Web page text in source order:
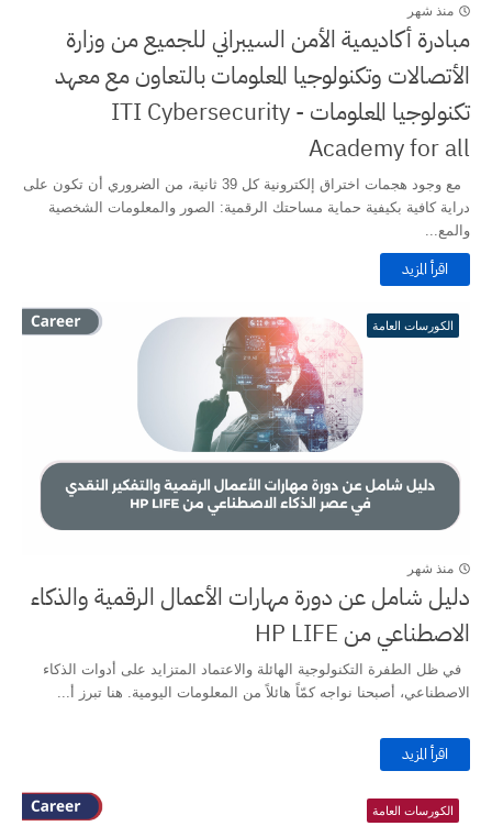
منذ شهر
مبادرة أكاديمية الأمن السيبراني للجميع من وزارة
الأتصالات وتكنولوجيا المعلومات بالتعاون مع معهد
تكنولوجيا المعلومات - ITI Cybersecurity
Academy for all
مع وجود هجمات اختراق إلكترونية كل 39 ثانية، من الضروري أن تكون على
دراية كافية بكيفية حماية مساحتك الرقمية: الصور والمعلومات الشخصية
والمع...
اقرأ المزيد
الكورسات العامة
منذ شهر
دليل شامل عن دورة مهارات الأعمال الرقمية والذكاء
الاصطناعي من HP LIFE
في ظل الطفرة التكنولوجية الهائلة والاعتماد المتزايد على أدوات الذكاء
الاصطناعي، أصبحنا نواجه كمّاً هائلاً من المعلومات اليومية. هنا تبرز أ...
اقرأ المزيد
الكورسات العامة